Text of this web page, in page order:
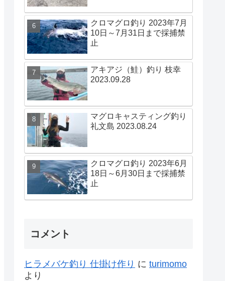
クロマグロ釣り 2023年7月
10日～7月31日まで採捕禁
止
アキアジ（鮭）釣り 枝幸
2023.09.28
マグロキャスティング釣り
礼文島 2023.08.24
クロマグロ釣り 2023年6月
18日～6月30日まで採捕禁
止
コメント
ヒラメバケ釣り 仕掛け作り に turimomo
より